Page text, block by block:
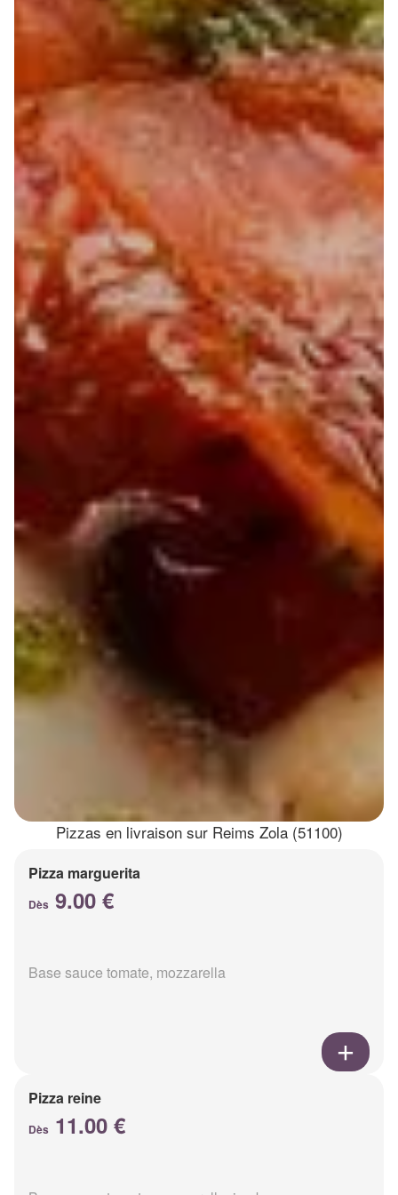
Pizzas en livraison sur Reims Zola (51100)
Pizza marguerita
Dès 9.00 €
Base sauce tomate, mozzarella
Pizza reine
Dès 11.00 €